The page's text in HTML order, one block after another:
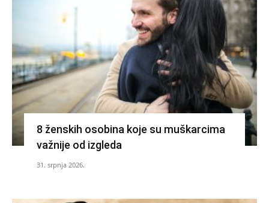
8 ženskih osobina koje su muškarcima
važnije od izgleda
31. srpnja 2026.